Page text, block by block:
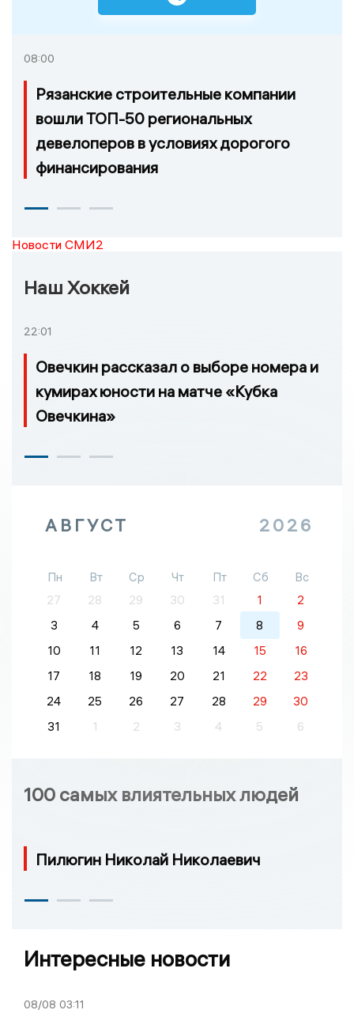
08:00
Рязанские строительные компании
вошли ТОП-50 региональных
девелоперов в условиях дорогого
финансирования
Новости СМИ2
Наш Хоккей
22:01
Овечкин рассказал о выборе номера и
кумирах юности на матче «Кубка
Овечкина»
АВГУСТ 2026
Пн Вт Ср Чт Пт Сб
Вс
27
28 29 30 31 1
2
3
4 5 6 7 8
9
10
11 12 13 14 15
16
17
18 19 20 21 22
23
24
25 26 27 28 29
30
31
1 2 3 4 5 6
100 самых влиятельных людей
Пилюгин Николай Николаевич
Интересные новости
08/08 03:11